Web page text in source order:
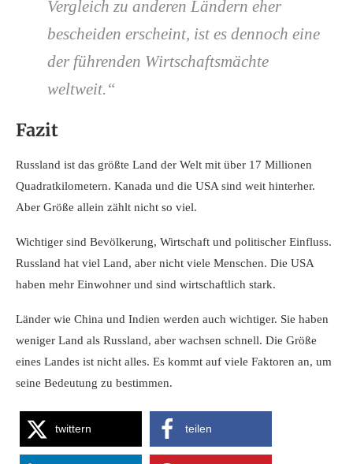
Vergleich zu anderen Ländern eher
bescheiden erscheint, ist es dennoch eine
der führenden Wirtschaftsmächte
weltweit.“
Fazit
Russland ist das größte Land der Welt mit über 17 Millionen
Quadratkilometern. Kanada und die USA sind weit hinterher.
Aber Größe allein zählt nicht so viel.
Wichtiger sind Bevölkerung, Wirtschaft und politischer Einfluss.
Russland hat viel Land, aber nicht viele Menschen. Die USA
haben mehr Einwohner und sind wirtschaftlich stark.
Länder wie China und Indien werden auch wichtiger. Sie haben
weniger Land als Russland, aber wachsen schnell. Die Größe
eines Landes ist nicht alles. Es kommt auf viele Faktoren an, um
seine Bedeutung zu bestimmen.
twittern teilen